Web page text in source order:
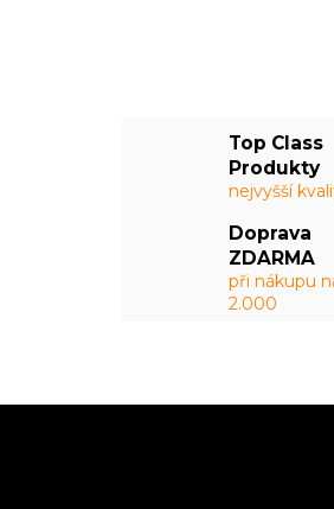
Top Class
Produkty
nejvyšší
Doprava
ZDARMA
při nákupu
2.000